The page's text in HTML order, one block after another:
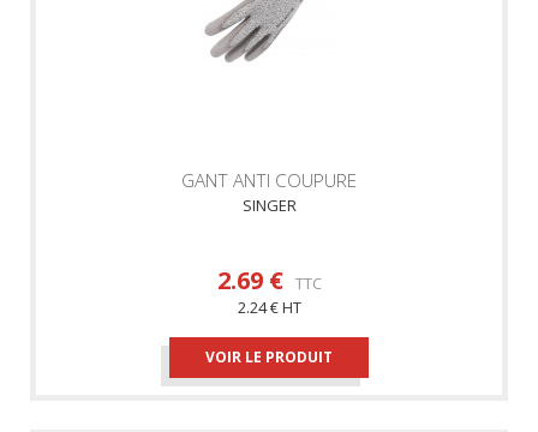
GANT ANTI COUPURE
SINGER
2.69 € TTC
2.24 € HT
VOIR LE PRODUIT